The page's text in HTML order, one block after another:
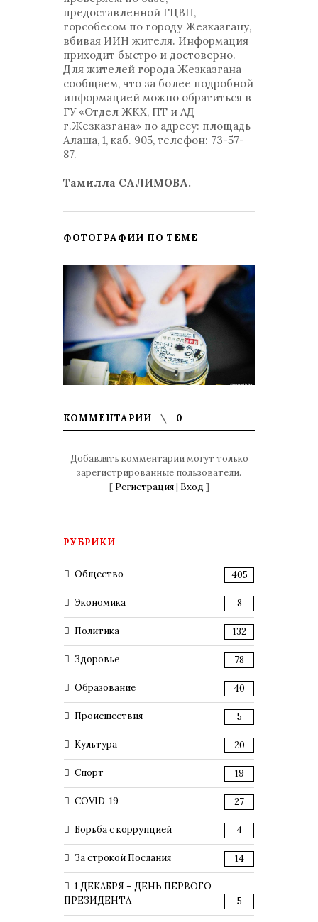
предоставленной ГЦВП,
горсобесом по городу Жезказгану,
вбивая ИИН жителя. Информация
приходит быстро и достоверно.
Для жителей города Жезказгана
сообщаем, что за более подробной
информацией можно обратиться в
ГУ «Отдел ЖКХ, ПТ и АД
г.Жезказгана» по адресу: площадь
Алаша, 1, каб. 905, телефон: 73-57-
87.
Тамилла САЛИМОВА.
ФОТОГРАФИИ ПО ТЕМЕ
КОММЕНТАРИИ 0
Добавлять комментарии могут только
зарегистрированные пользователи.
[ Регистрация| Вход ]
РУБРИКИ
Общество 405
Экономика 8
Политика 132
Здоровье 78
Образование 40
Происшествия 5
Культура 20
Спорт 19
COVID-19 27
Борьба с коррупцией 4
За строкой Послания 14
1 ДЕКАБРЯ – ДЕНЬ ПЕРВОГО
ПРЕЗИДЕНТА
5